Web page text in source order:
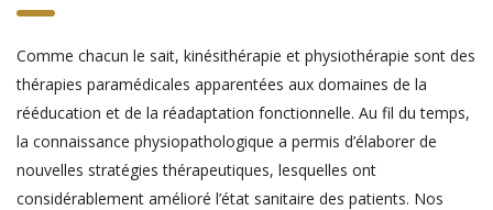
Comme chacun le sait, kinésithérapie et physiothérapie sont des
thérapies paramédicales apparentées aux domaines de la
rééducation et de la réadaptation fonctionnelle. Au fil du temps,
la connaissance physiopathologique a permis d’élaborer de
nouvelles stratégies thérapeutiques, lesquelles ont
considérablement amélioré l’état sanitaire des patients. Nos